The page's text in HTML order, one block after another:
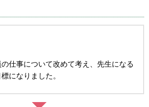
仕事について改めて考え、先生になる
になりました。